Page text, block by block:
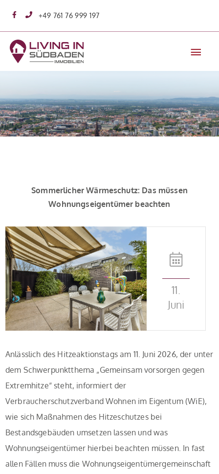
+49 761 76 999 197
Sommerlicher Wärmeschutz: Das müssen
Wohnungseigentümer beachten
11.
Juni
Anlässlich des Hitzeaktionstags am 11. Juni 2026, der unter
dem Schwerpunktthema „Gemeinsam vorsorgen gegen
Extremhitze“ steht, informiert der
Verbraucherschutzverband Wohnen im Eigentum (WiE),
wie sich Maßnahmen des Hitzeschutzes bei
Bestandsgebäuden umsetzen lassen und was
Wohnungseigentümer hierbei beachten müssen. In fast
allen Fällen muss die Wohnungseigentümergemeinschaft